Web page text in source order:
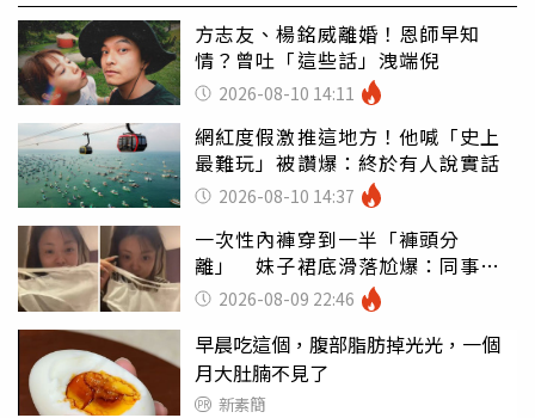
方志友、楊銘威離婚！恩師早知
情？曾吐「這些話」洩端倪
2026-08-10 14:11
網紅度假激推這地方！他喊「史上
最難玩」被讚爆：終於有人說實話
2026-08-10 14:37
一次性內褲穿到一半「褲頭分
離」 妹子裙底滑落尬爆：同事全
看光2026-08-09 22:46
早晨吃這個，腹部脂肪掉光光，一個
月大肚腩不見了
新素簡